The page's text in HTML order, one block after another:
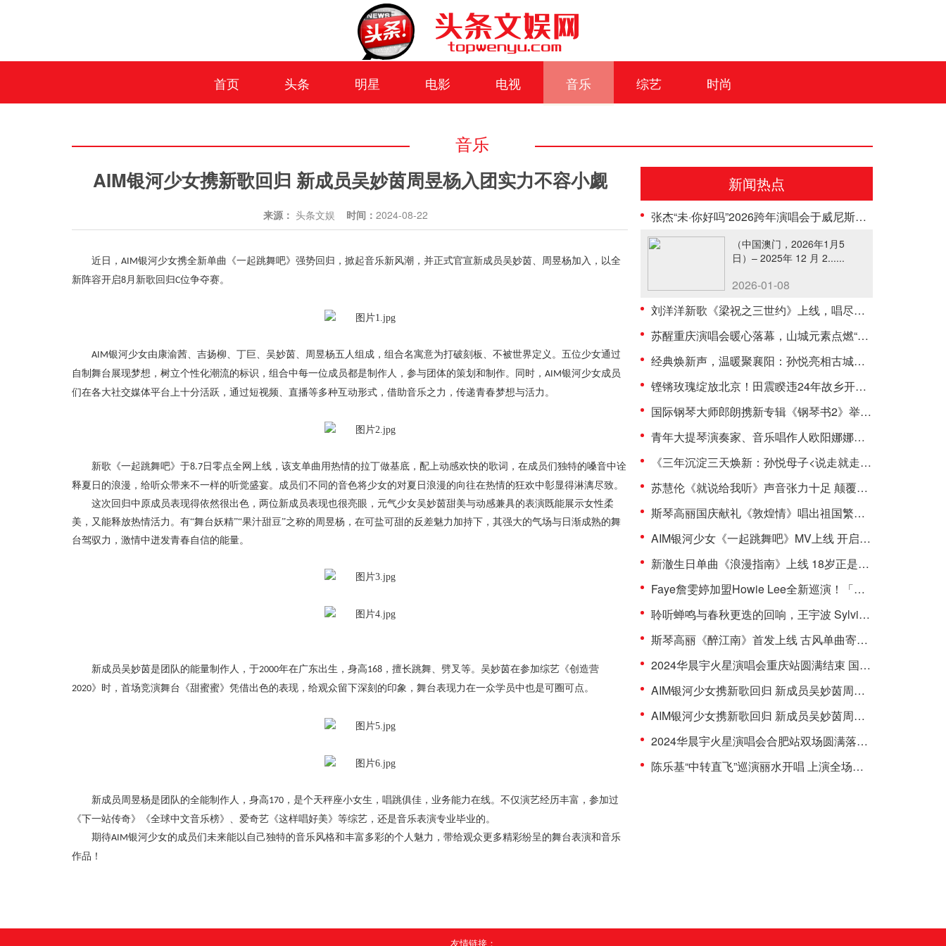
首页 头条 明星 电影 电视 音乐 综艺 时尚
音乐
AIM银河少女携新歌回归 新成员吴妙茵周昱杨入团实力不容小觑
来源： 头条文娱 时间： 2024-08-22
近日， AIM银河少女携全新单曲《一起跳舞吧》强势回归，掀起音乐新风潮，并正式官宣新成员吴妙茵、周昱杨加入，以全
新阵容开启8月新歌回归C位争夺赛。
AIM银河少女由康渝茜 、吉扬柳、丁巨、吴妙茵、周昱杨五人组成，组合名寓意为打破刻板、不被世界定义。五位少女通过
自制舞台展现梦想，树立个性化潮流的标识，组合中每一位成员都是制作人，参与团体的策划和制作。同时， AIM银河少女成员
们在各大社交媒体平台上十分活跃，通过短视频、直播等多种互动形式，借助音乐之力，传递青春梦想与活力。
新歌《一起跳舞吧》于8.7日零点全网上线，该支单曲用热情的拉丁做基底，配上动感欢快的歌词，在成员们独特的嗓音中诠
释夏日的浪漫，给听众带来不一样的听觉盛宴。成员们不同的音色将少女的对夏日浪漫的向往在热情的狂欢中彰显得淋漓尽致。
这次回归中原成员表现得依然很出色，两位新成员表现也很亮眼，元气少女吴妙茵甜美与动感兼具的表演既能展示女性柔
美，又能释放热情活力。有“舞台妖精”“果汁甜豆”之称的周昱杨，在可盐可甜的反差魅力加持下，其强大的气场与日渐成熟的舞
台驾驭力，激情中迸发青春自信的能量。
新成员吴妙茵是团队的能量制作人，于2000年在广东出生，身高168 ，擅长跳舞、劈叉等。吴妙茵在参加综艺《创造营
2020》时，首场竞演舞台《甜蜜蜜》凭借出色的表现，给观众留下深刻的印象，舞台表现力在一众学员中也是可圈可点。
新成员周昱杨是团队的全能制作人，身高170 ，是个天秤座小女生，唱跳俱佳，业务能力在线。不仅演艺经历丰富，参加过
《下一站传奇》《全球中文音乐榜》、爱奇艺《这样唱好美》等综艺，还是音乐表演专业毕业的。
期待AIM银河少女的成员们未来能以自己独特的音乐风格和丰富多彩的个人魅力，带给观众更多精彩纷呈的舞台表演和音乐
作品！
新闻热点
张杰“未·你好吗”2026跨年演唱会于威尼斯人综艺馆盛大举行
（中国澳门，2026年1月5
日）– 2025年 12 月 2......
2026-01-08
刘洋洋新歌《梁祝之三世约》上线，唱尽轮回绝恋
苏醒重庆演唱会暖心落幕，山城元素点燃“真心之约”
经典焕新声，温暖聚襄阳：孙悦亮相古城晚会引三万观众温情合唱
铿锵玫瑰绽放北京！田震睽违24年故乡开唱，万千歌迷泪洒现场
国际钢琴大师郎朗携新专辑《钢琴书2》举办发布会
青年大提琴演奏家、音乐唱作人欧阳娜娜加盟环球音乐
《三年沉淀三天焕新：孙悦母子<说走就走的旅行>完成代际音乐对话》
苏慧伦《就说给我听》声音张力十足 颠覆甜美印象展现令人惊艳的音域
斯琴高丽国庆献礼《敦煌情》唱出祖国繁荣昌盛美好夙愿
AIM银河少女《一起跳舞吧》MV上线 开启“度假”式夏日狂欢派对
新澈生日单曲《浪漫指南》上线 18岁正是浪漫的年纪
Faye詹雯婷加盟Howie Lee全新巡演！「波——波——波II」四城惊喜开秀，10月出发！
聆听蝉鸣与春秋更迭的回响，王宇波 Sylvian Wang 全新专辑《Cicada’s Cry 蟪蛄春秋》正式上线
斯琴高丽《醉江南》首发上线 古风单曲寄语江南美景
2024华晨宇火星演唱会重庆站圆满结束 国风四面台将登鸟巢新章待启
AIM银河少女携新歌回归 新成员吴妙茵周昱杨入团实力不容小觑
AIM银河少女携新歌回归 新成员吴妙茵周昱杨入团实力不容小觑
2024华晨宇火星演唱会合肥站双场圆满落幕 七夕限定惊喜解锁再聚国风盛宴
陈乐基“中转直飞”巡演丽水开唱 上演全场大合唱
友情链接：